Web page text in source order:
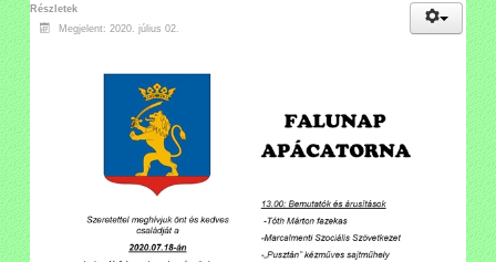
Részletek
Megjelent: 2020. július 02.